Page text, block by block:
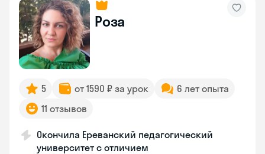
Роза
5 от 1590 ₽ за урок
6 лет опыта
11 отзывов
Окончила Ереванский педагогический
университет с отличием